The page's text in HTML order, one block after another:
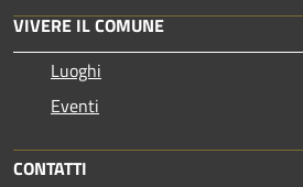
VIVERE IL COMUNE
Luoghi
Eventi
CONTATTI